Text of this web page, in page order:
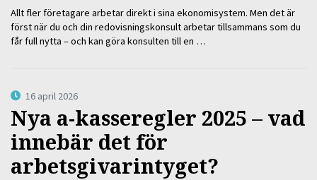
Allt fler företagare arbetar direkt i sina ekonomisystem. Men det är
först när du och din redovisningskonsult arbetar tillsammans som du
får full nytta – och kan göra konsulten till en …
16 april 2026
Nya a-kasseregler 2025 – vad
innebär det för
arbetsgivarintyget?